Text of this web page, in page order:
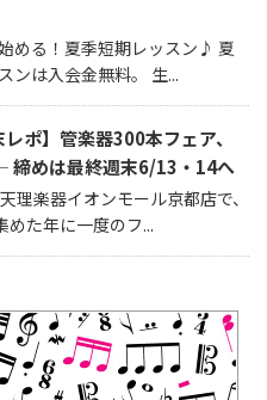
める！夏季短期レッスン♪ 夏
ンは入会金無料。 生...
レポ】管楽器300本フェア、
締めは最終週末6/13・14へ
理楽器イオンモール京都店で、
めた年に一度のフ...